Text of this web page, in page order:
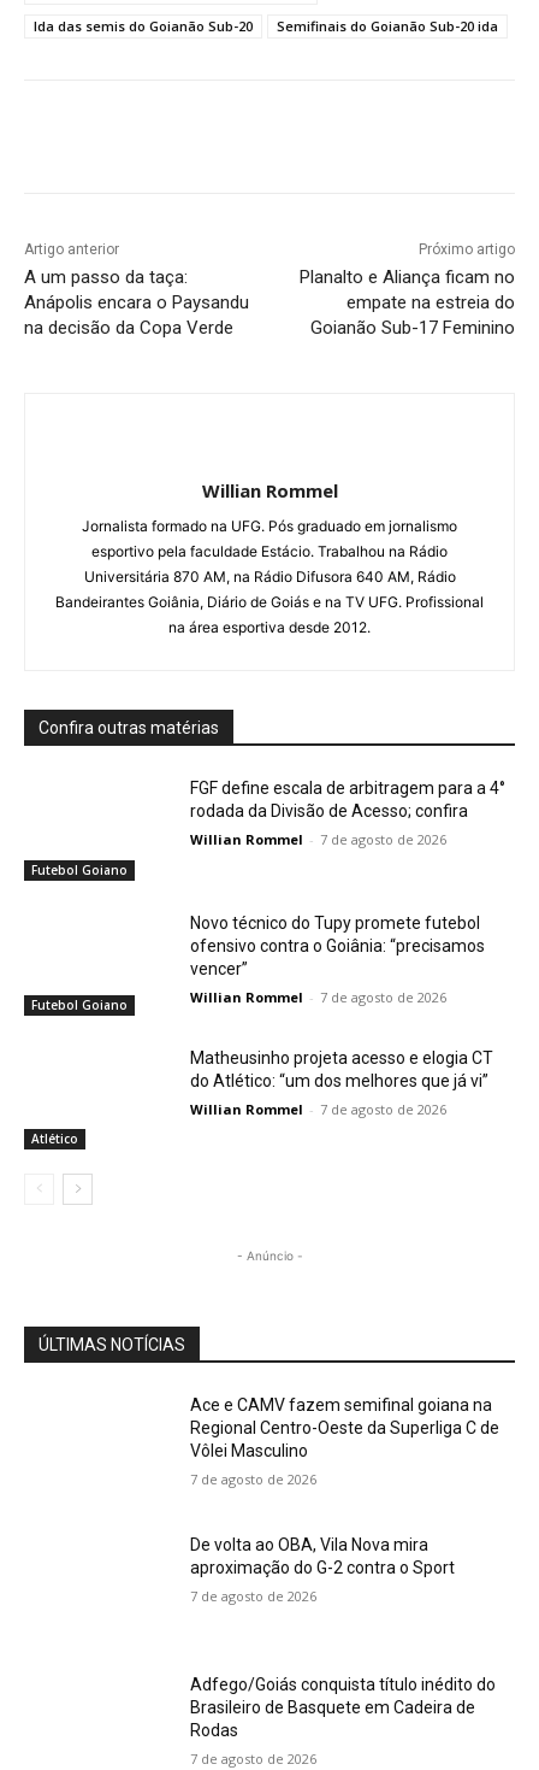
Ida das semis do Goianão Sub-20
Semifinais do Goianão Sub-20 ida
Artigo anterior
A um passo da taça:
Anápolis encara o Paysandu
na decisão da Copa Verde
Próximo artigo
Planalto e Aliança ficam no
empate na estreia do
Goianão Sub-17 Feminino
Willian Rommel
Jornalista formado na UFG. Pós graduado em jornalismo
esportivo pela faculdade Estácio. Trabalhou na Rádio
Universitária 870 AM, na Rádio Difusora 640 AM, Rádio
Bandeirantes Goiânia, Diário de Goiás e na TV UFG. Profissional
na área esportiva desde 2012.
Confira outras matérias
Futebol Goiano
FGF define escala de arbitragem para a 4°
rodada da Divisão de Acesso; confira
Willian Rommel - 7 de agosto de 2026
Futebol Goiano
Novo técnico do Tupy promete futebol
ofensivo contra o Goiânia: “precisamos
vencer”
Willian Rommel - 7 de agosto de 2026
Atlético
Matheusinho projeta acesso e elogia CT
do Atlético: “um dos melhores que já vi”
Willian Rommel - 7 de agosto de 2026
- Anúncio -
ÚLTIMAS NOTÍCIAS
Ace e CAMV fazem semifinal goiana na
Regional Centro-Oeste da Superliga C de
Vôlei Masculino
7 de agosto de 2026
De volta ao OBA, Vila Nova mira
aproximação do G-2 contra o Sport
7 de agosto de 2026
Adfego/Goiás conquista título inédito do
Brasileiro de Basquete em Cadeira de
Rodas
7 de agosto de 2026